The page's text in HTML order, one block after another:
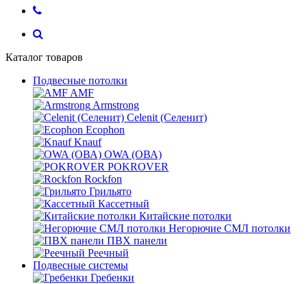
Каталог товаров
Подвесные потолки
AMF
Armstrong
Celenit (Селенит)
Ecophon
Knauf
OWA (ОВА)
POKROVER
Rockfon
Грильято
Кассетный
Китайские потолки
Негорючие СМЛ потолки
ПВХ панели
Реечный
Подвесные системы
Гребенки